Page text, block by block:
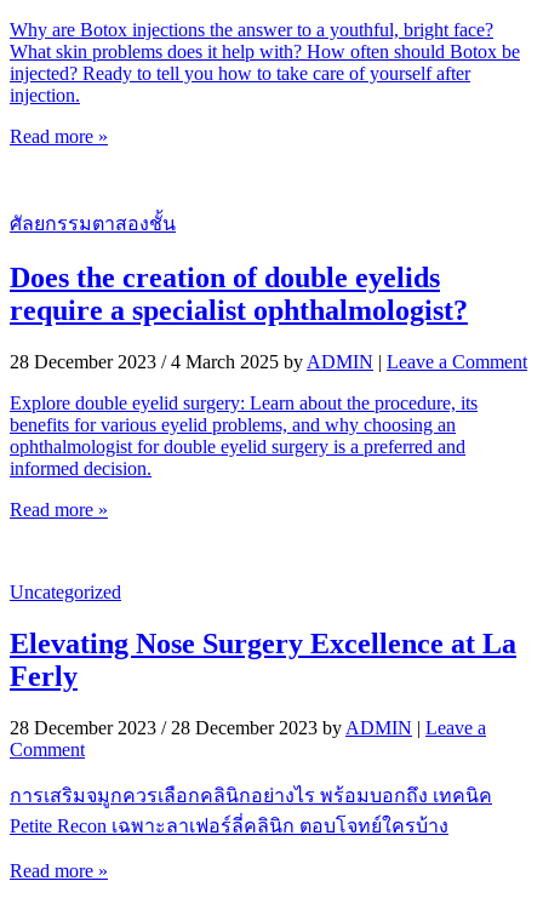
Why are Botox injections the answer to a youthful, bright face?
What skin problems does it help with? How often should Botox be
injected? Ready to tell you how to take care of yourself after
injection.
Read more »
ศัลยกรรมตาสองชั้น
Does the creation of double eyelids
require a specialist ophthalmologist?
28 December 2023 / 4 March 2025 by ADMIN | Leave a Comment
Explore double eyelid surgery: Learn about the procedure, its
benefits for various eyelid problems, and why choosing an
ophthalmologist for double eyelid surgery is a preferred and
informed decision.
Read more »
Uncategorized
Elevating Nose Surgery Excellence at La
Ferly
28 December 2023 / 28 December 2023 by ADMIN | Leave a
Comment
การเสริมจมูกควรเลือกคลินิกอย่างไร พร้อมบอกถึง เทคนิค
Petite Recon เฉพาะลาเฟอร์ลี่คลินิก ตอบโจทย์ใครบ้าง
Read more »